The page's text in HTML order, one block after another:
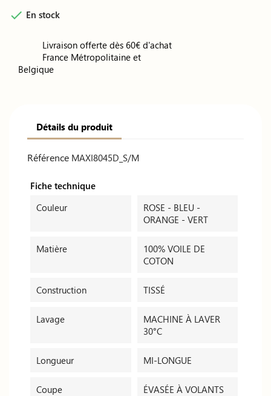
 En stock
Livraison offerte dès 60€ d'achat
France Métropolitaine et
Belgique
Détails du produit
Référence MAXI8045D_S/M
Fiche technique
Couleur
ROSE - BLEU -
ORANGE - VERT
Matière
100% VOILE DE
COTON
Construction TISSÉ
Lavage
MACHINE À LAVER
30°C
Longueur MI-LONGUE
Coupe ÉVASÉE À VOLANTS